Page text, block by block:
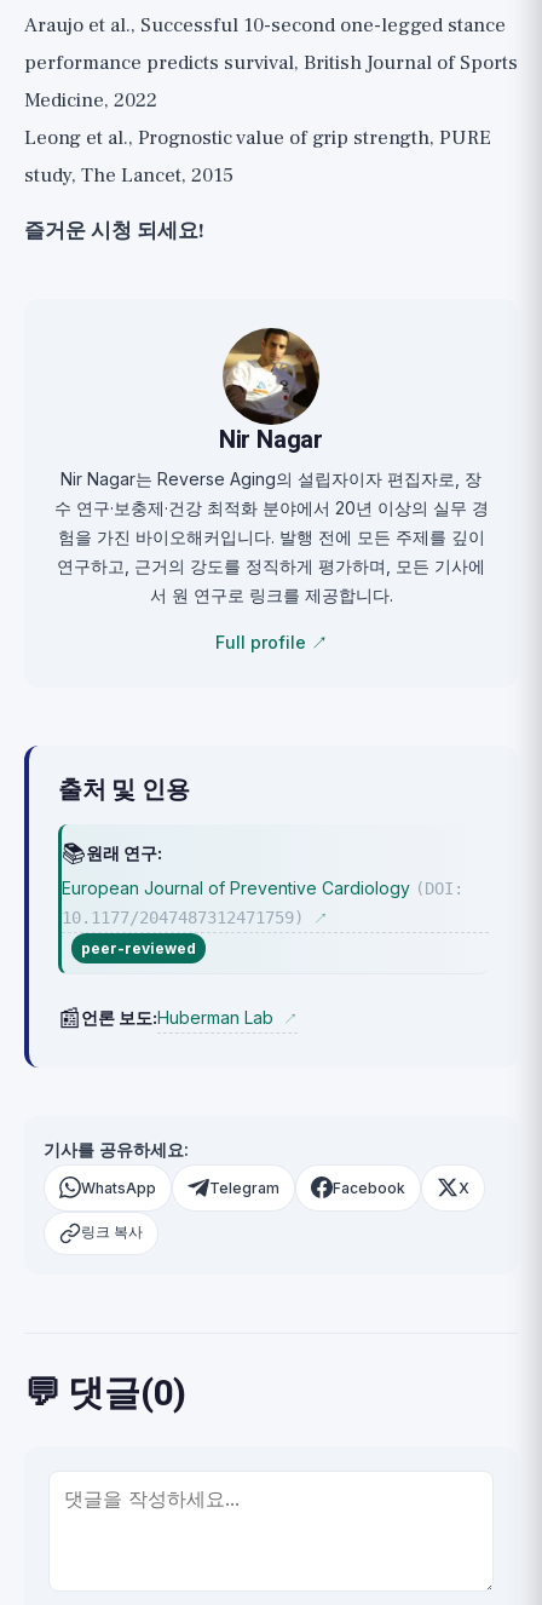
Araujo et al., Successful 10-second one-legged stance
performance predicts survival, British Journal of Sports
Medicine, 2022
Leong et al., Prognostic value of grip strength, PURE
study, The Lancet, 2015
즐거운 시청 되세요!
Nir Nagar
Nir Nagar는 Reverse Aging의 설립자이자 편집자로, 장
수 연구·보충제·건강 최적화 분야에서 20년 이상의 실무 경
험을 가진 바이오해커입니다. 발행 전에 모든 주제를 깊이
연구하고, 근거의 강도를 정직하게 평가하며, 모든 기사에
서 원 연구로 링크를 제공합니다.
Full profile ↗
출처 및 인용
📚원래 연구:
European Journal of Preventive Cardiology (DOI:
10.1177/2047487312471759)
↗
peer-reviewed
📰언론 보도:Huberman Lab ↗
기사를 공유하세요:
WhatsApp Telegram Facebook X
링크 복사
💬 댓글(0)